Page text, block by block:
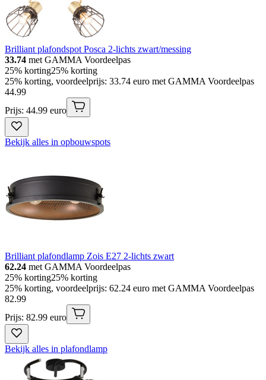
Brilliant plafondspot Posca 2-lichts zwart/messing
33.74 met GAMMA Voordeelpas
25% korting25% korting
25% korting, voordeelprijs: 33.74 euro met GAMMA Voordeelpas
44.99
Prijs: 44.99 euro
Bekijk alles in opbouwspots
Brilliant plafondlamp Zois E27 2-lichts zwart
62.24 met GAMMA Voordeelpas
25% korting25% korting
25% korting, voordeelprijs: 62.24 euro met GAMMA Voordeelpas
82.99
Prijs: 82.99 euro
Bekijk alles in plafondlamp